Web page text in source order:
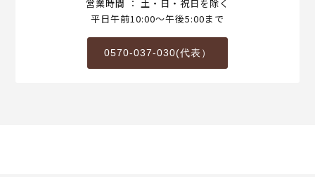
営業時間 ： 土・日・祝日を除く
平日午前10:00～午後5:00まで
0570-037-030(代表）